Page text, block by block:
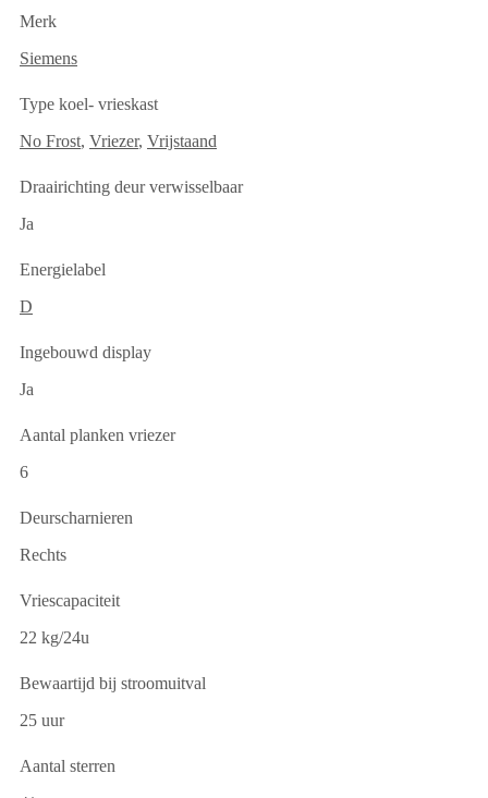
Merk
Siemens
Type koel- vrieskast
No Frost, Vriezer, Vrijstaand
Draairichting deur verwisselbaar
Ja
Energielabel
D
Ingebouwd display
Ja
Aantal planken vriezer
6
Deurscharnieren
Rechts
Vriescapaciteit
22 kg/24u
Bewaartijd bij stroomuitval
25 uur
Aantal sterren